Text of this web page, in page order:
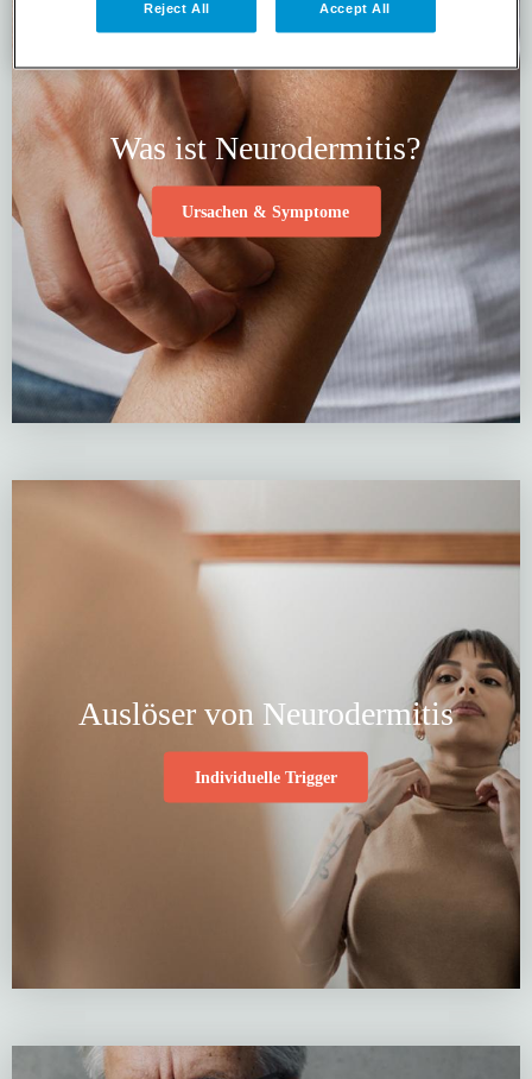
Was ist Neurodermitis?
Ursachen & Symptome
Auslöser von Neurodermitis
Individuelle Trigger
Reject All Accept All